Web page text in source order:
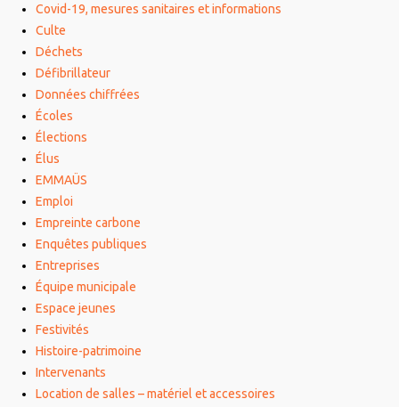
Covid-19, mesures sanitaires et informations
Culte
Déchets
Défibrillateur
Données chiffrées
Écoles
Élections
Élus
EMMAÜS
Emploi
Empreinte carbone
Enquêtes publiques
Entreprises
Équipe municipale
Espace jeunes
Festivités
Histoire-patrimoine
Intervenants
Location de salles – matériel et accessoires